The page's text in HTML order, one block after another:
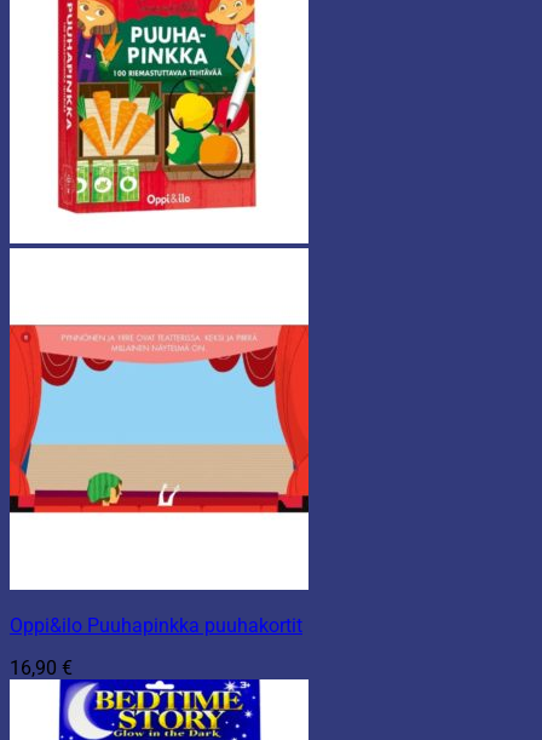
Oppi&ilo Puuhapinkka puuhakortit
16,90 €